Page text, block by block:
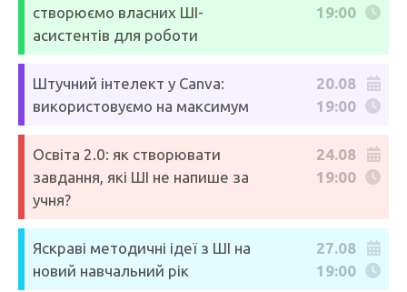
створюємо власних ШІ-
асистентів для роботи
19:00
Штучний інтелект у Canva:
використовуємо на максимум
20.08
19:00
Освіта 2.0: як створювати
завдання, які ШІ не напише за
учня?
24.08
19:00
Яскраві методичні ідеї з ШІ на
новий навчальний рік
27.08
19:00